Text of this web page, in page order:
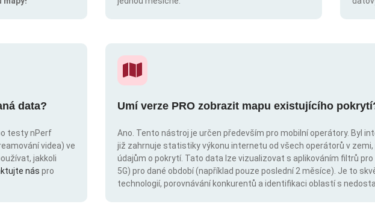
data?
testy nPerf
videa) ve
jakkoli
nás pro
Umí verze PRO zobrazit mapu existujícího
Ano. Tento nástroj je určen především pro mobilní operátory. Byl
již zahrnuje statistiky výkonu internetu od všech operátorů v
údajům o pokrytí. Tato data lze vizualizovat s aplikováním filtrů pro
5G) pro dané období (například pouze poslední 2 měsíce). Je to
technologií, porovnávání konkurentů a identifikaci oblastí s